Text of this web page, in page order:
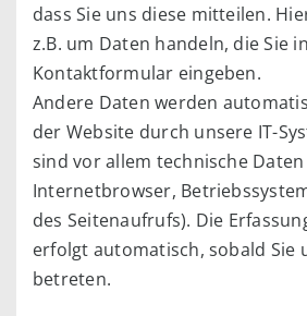
dass Sie uns diese mitteilen.
z.B. um Daten handeln, die Sie
Kontaktformular eingeben.
Andere Daten werden
der Website durch unsere IT-
sind vor allem technische Daten
Internetbrowser,
des Seitenaufrufs). Die
erfolgt automatisch, sobald Sie
betreten.